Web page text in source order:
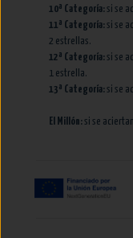
10ª Categoría:si se
11ª Categoría:si se
2 estrellas.
12ª Categoría:si se
1 estrella.
13ª Categoría:si se
El Millón:si se